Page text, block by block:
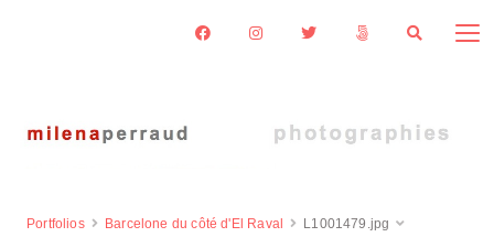
Portfolios Barcelone du côté d'El Raval L1001479.jpg